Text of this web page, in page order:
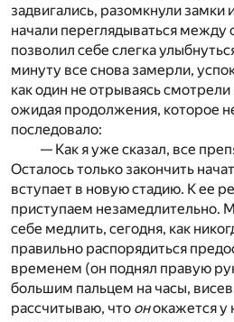
задвигались, разомкнули замки
начали переглядываться между
позволил себе слегка
минуту все снова замерли,
как один не отрываясь
ожидая продолжения, которое
последовало:
— Как я уже сказал, все
Осталось только закончить
вступает в новую стадию. К ее
приступаем незамедлительно.
себе медлить, сегодня, как
правильно распорядиться
временем (он поднял правую
большим пальцем на часы,
рассчитываю, что онокажется у